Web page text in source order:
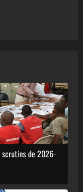
scrutins de 2026-